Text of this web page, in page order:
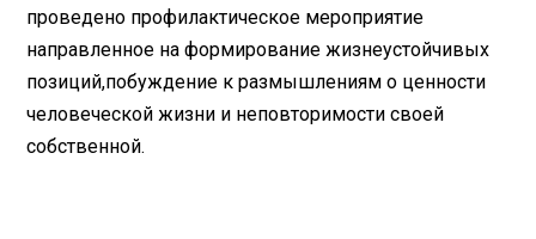
проведено профилактическое мероприятие
направленное на формирование жизнеустойчивых
позиций,побуждение к размышлениям о ценности
человеческой жизни и неповторимости своей
собственной.